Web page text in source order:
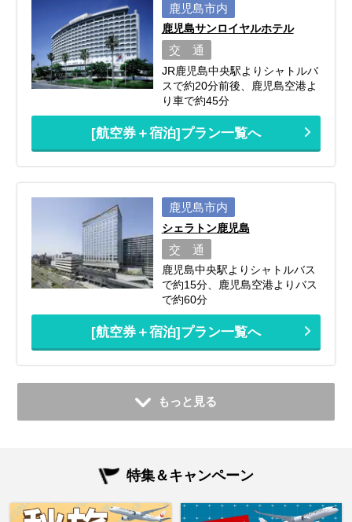
鹿児島市内
鹿児島サンロイヤルホテル
交 通
JR鹿児島中央駅よりシャトルバ
スで約20分前後、鹿児島空港よ
り車で約45分
[航空券＋宿泊]プラン一覧へ
鹿児島市内
シェラトン鹿児島
交 通
鹿児島中央駅よりシャトルバス
で約15分、鹿児島空港よりバス
で約60分
[航空券＋宿泊]プラン一覧へ
もっと見る
特集＆キャンペーン